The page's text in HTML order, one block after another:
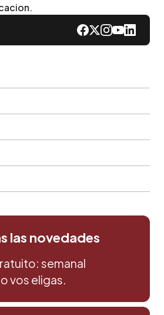
las novedades
semanal
vos eligas.